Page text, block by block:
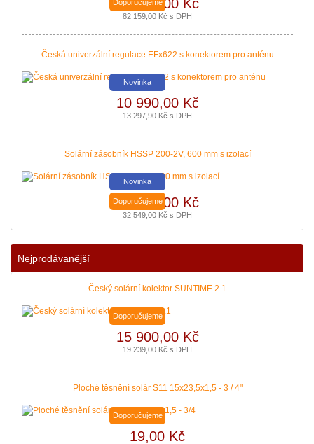
Nová zelená úsporám a Kotlíkové dotace snadno s PROPULS SOLAR.
|více zde ..
|více zde ..
Doporučujeme
67 900,00 Kč
82 159,00 Kč s DPH
Česká univerzální regulace EFx622 s konektorem pro anténu
Novinka
10 990,00 Kč
13 297,90 Kč s DPH
Solární zásobník HSSP 200-2V, 600 mm s izolací
Novinka
Doporučujeme
26 900,00 Kč
32 549,00 Kč s DPH
Nejprodávanější
Český solární kolektor SUNTIME 2.1
Doporučujeme
15 900,00 Kč
19 239,00 Kč s DPH
Ploché těsnění solár S11 15x23,5x1,5 - 3 / 4"
Doporučujeme
19,00 Kč